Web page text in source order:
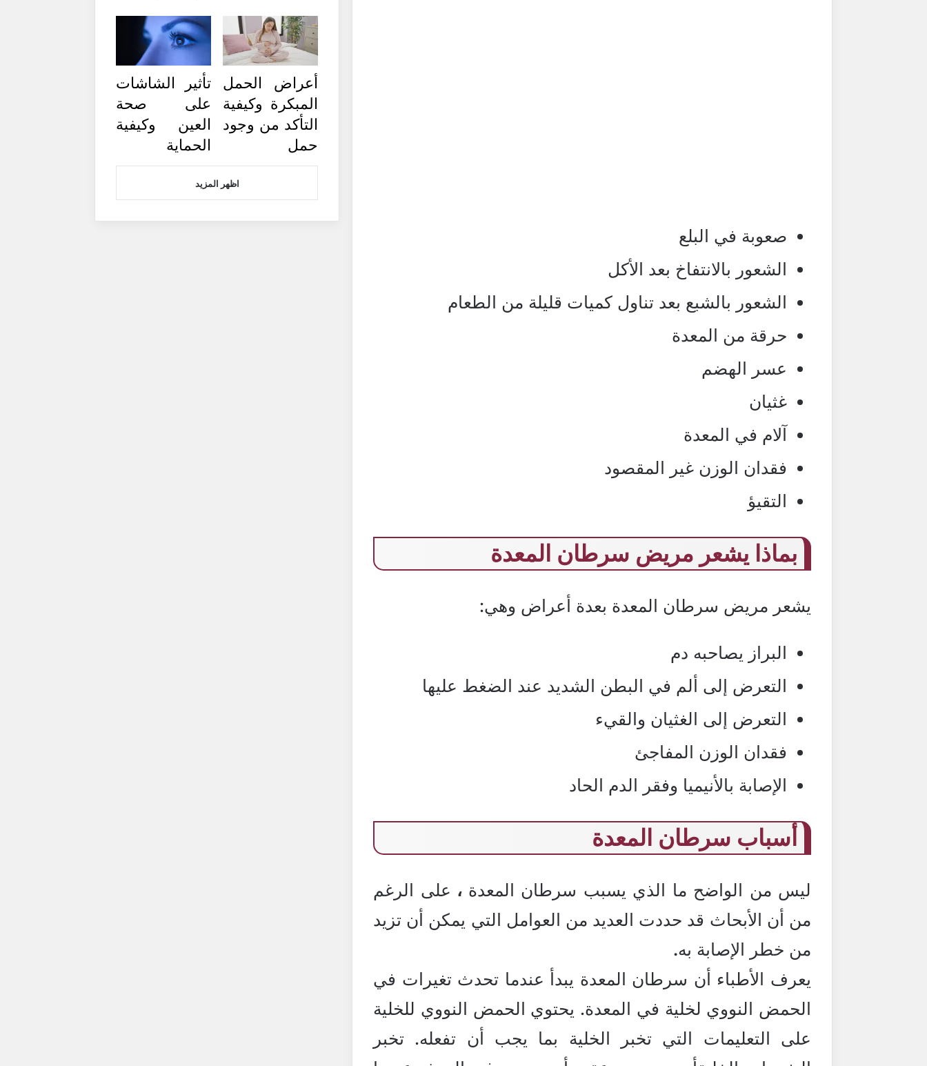
صعوبة في البلع
الشعور بالانتفاخ بعد الأكل
الشعور بالشبع بعد تناول كميات قليلة من الطعام
حرقة من المعدة
عسر الهضم
غثيان
آلام في المعدة
فقدان الوزن غير المقصود
التقيؤ
بماذا يشعر مريض سرطان المعدة
يشعر مريض سرطان المعدة بعدة أعراض وهي:
البراز يصاحبه دم
التعرض إلى ألم في البطن الشديد عند الضغط عليها
التعرض إلى الغثيان والقيء
فقدان الوزن المفاجئ
الإصابة بالأنيميا وفقر الدم الحاد
أسباب سرطان المعدة
ليس من الواضح ما الذي يسبب سرطان المعدة ، على الرغم
من أن الأبحاث قد حددت العديد من العوامل التي يمكن أن تزيد
من خطر الإصابة به.
يعرف الأطباء أن سرطان المعدة يبدأ عندما تحدث تغيرات في
الحمض النووي لخلية في المعدة. يحتوي الحمض النووي للخلية
على التعليمات التي تخبر الخلية بما يجب أن تفعله. تخبر
أعراض الحمل
المبكرة وكيفية
التأكد من وجود
حمل
تأثير الشاشات
على صحة
العين وكيفية
الحماية
اظهر المزيد